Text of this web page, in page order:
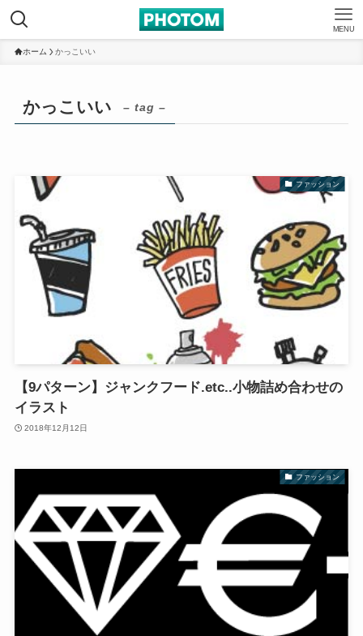
MENU
ホーム かっこいい
かっこいい – tag –
ファッション
【9パターン】ジャンクフード.etc..小物詰め合わせの
イラスト
2018年12月12日
ファッション